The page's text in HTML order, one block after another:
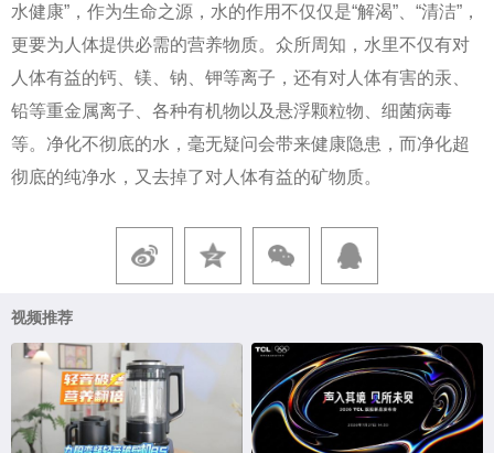
水健康”，作为生命之源，水的作用不仅仅是“解渴”、“清洁”，
更要为人体提供必需的营养物质。众所周知，水里不仅有对
人体有益的钙、镁、钠、钾等离子，还有对人体有害的汞、
铅等重金属离子、各种有机物以及悬浮颗粒物、细菌病毒
等。净化不彻底的水，毫无疑问会带来健康隐患，而净化超
彻底的纯净水，又去掉了对人体有益的矿物质。
视频推荐